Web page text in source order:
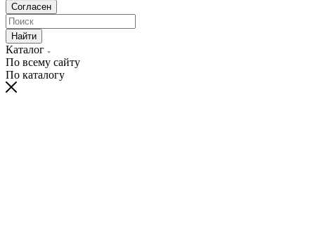
Согласен
Найти
Каталог
По всему сайту
По каталогу